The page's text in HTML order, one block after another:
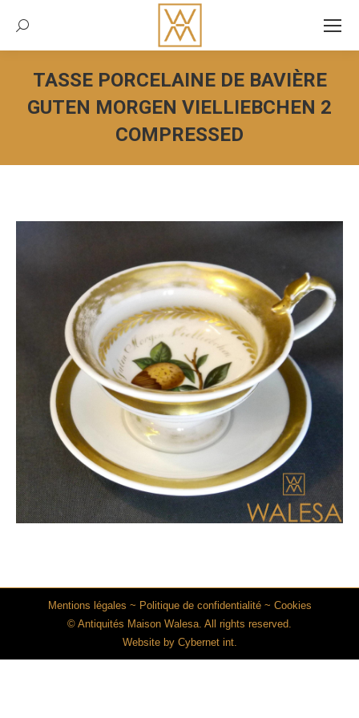
Recherche:
TASSE PORCELAINE DE BAVIÈRE
GUTEN MORGEN VIELLIEBCHEN 2
COMPRESSED
Vous êtes ici :
Mentions légales ~ Politique de confidentialité~ Cookies
© Antiquités Maison Walesa. All rights reserved.
Website by Cybernet int.